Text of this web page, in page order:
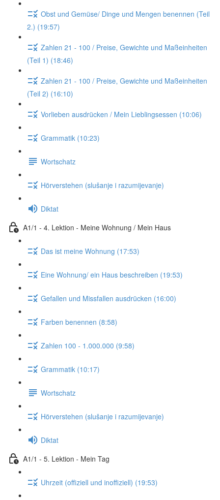
Obst und Gemüse/ Dinge und Mengen benennen (Teil
2.) (19:57)
Zahlen 21 - 100 / Preise, Gewichte und Maßeinheiten
(Teil 1) (18:46)
Zahlen 21 - 100 / Preise, Gewichte und Maßeinheiten
(Teil 2) (16:10)
Vorlieben ausdrücken / Mein Lieblingsessen (10:06)
Grammatik (10:23)
Wortschatz
Hörverstehen (slušanje i razumijevanje)
Diktat
A1/1 - 4. Lektion - Meine Wohnung / Mein Haus
Das ist meine Wohnung (17:53)
Eine Wohnung/ ein Haus beschreiben (19:53)
Gefallen und Missfallen ausdrücken (16:00)
Farben benennen (8:58)
Zahlen 100 - 1.000.000 (9:58)
Grammatik (10:17)
Wortschatz
Hörverstehen (slušanje i razumijevanje)
Diktat
A1/1 - 5. Lektion - Mein Tag
Uhrzeit (offiziell und inoffiziell) (19:53)